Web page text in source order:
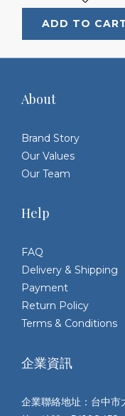
ADD TO
About
Brand Story
Our Values
Our Team
Help
FAQ
Delivery & Shipping
Payment
Return Policy
Terms & Conditions
企業資訊
企業聯絡地址：台中市